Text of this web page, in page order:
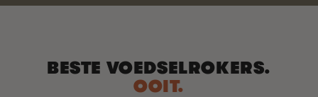
BESTE VOEDSELROKERS.
OOIT.